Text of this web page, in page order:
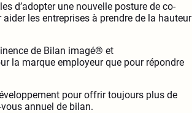
d’adopter une nouvelle posture de co-
les entreprises à prendre de la hauteur
de Bilan imagé® et
la marque employeur que pour répondre
pour offrir toujours plus de
annuel de bilan.